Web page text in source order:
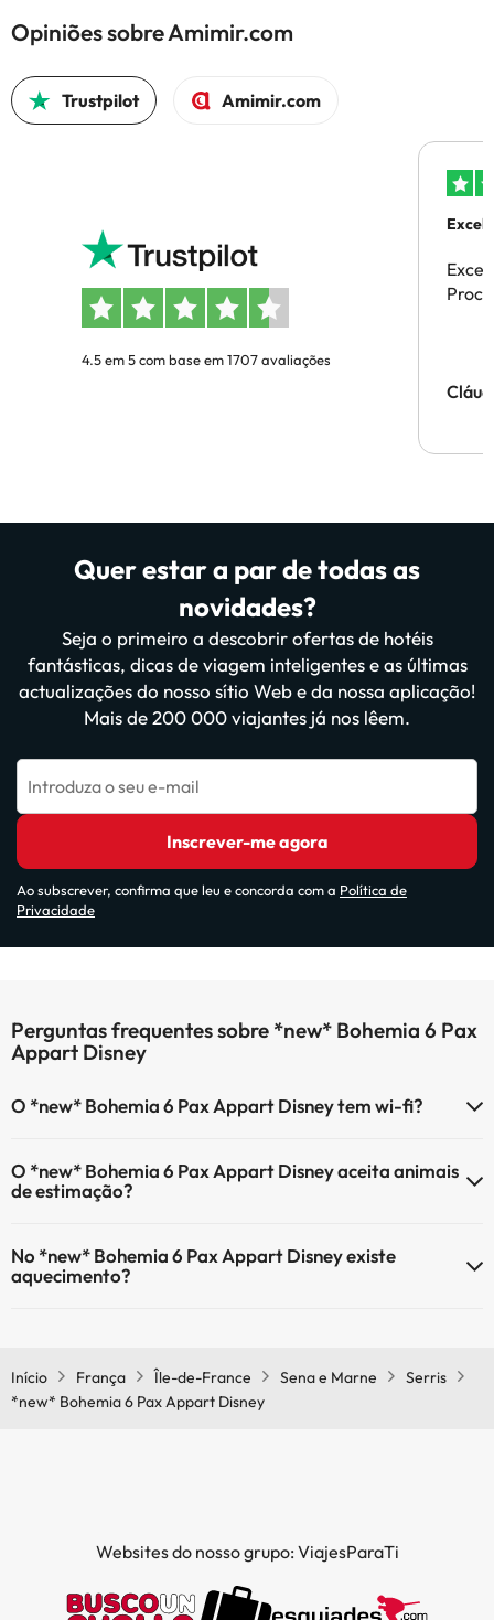
Opiniões sobre Amimir.com
Trustpilot Amimir.com
4.5 em 5 com base em 1707 avaliações
Quer estar a par de todas as
novidades?
Seja o primeiro a descobrir ofertas de hotéis
fantásticas, dicas de viagem inteligentes e as últimas
actualizações do nosso sítio Web e da nossa aplicação!
Mais de 200 000 viajantes já nos lêem.
Introduza o seu e-mail
Inscrever-me agora
Ao subscrever, confirma que leu e concorda com a Política de
Privacidade
Perguntas frequentes sobre *new* Bohemia 6 Pax
Appart Disney
O *new* Bohemia 6 Pax Appart Disney tem wi-fi?
O *new* Bohemia 6 Pax Appart Disney aceita animais
de estimação?
estimação.
No *new* Bohemia 6 Pax Appart Disney existe
aquecimento?
Início
França Île-de-France Sena e Marne
Serris
*new* Bohemia 6 Pax Appart Disney
Websites do nosso grupo: ViajesParaTi